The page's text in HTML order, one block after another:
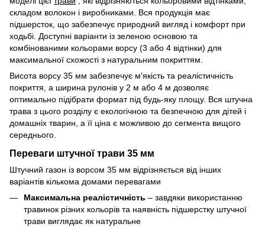
складом волокон і виробниками. Вся продукція має
підшерсток, що забезпечує природний вигляд і комфорт при
ходьбі. Доступні варіанти із зеленою основою та
комбінованими кольорами ворсу (3 або 4 відтінки) для
максимальної схожості з натуральним покриттям.
Висота ворсу 35 мм забезпечує м'якість та реалістичність
покриття, а ширина рулонів у 2 м або 4 м дозволяє
оптимально підібрати формат під будь-яку площу. Вся штучна
трава з цього розділу є екологічною та безпечною для дітей і
домашніх тварин, а її ціна є можливою до сегмента вищого
середнього.
Переваги штучної трави 35 мм
Штучний газон із ворсом 35 мм відрізняється від інших
варіантів кількома домами перевагами
Максимальна реалістичність – завдяки використанню
травинок різних кольорів та наявність підшерстку штучної
трави виглядає як натуральне